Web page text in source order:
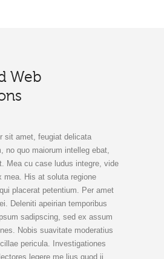
Web
sit amet, feugiat delicata
no quo maiorum intelleg ebat,
Mea cu case ludus integre, vide
mea. His at soluta regione
placerat petentium. Per amet
Deleniti apeirian temporibus
sadipscing, sed ex assum
Nobis suavitate moderatius
pericula. Investigationes
legere me lius quod ii